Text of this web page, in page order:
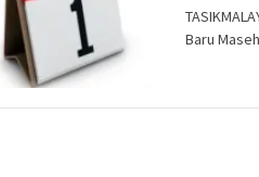
Baru